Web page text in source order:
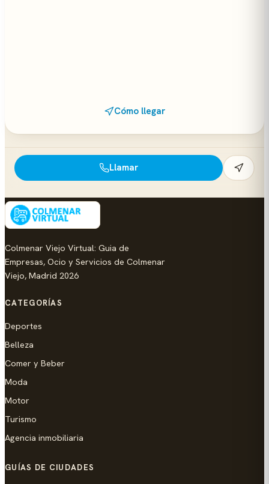
Cómo llegar
Llamar
Colmenar Viejo Virtual: Guia de
Empresas, Ocio y Servicios de Colmenar
Viejo, Madrid 2026
CATEGORÍAS
Deportes
Belleza
Comer y Beber
Moda
Motor
Turismo
Agencia inmobiliaria
GUÍAS DE CIUDADES